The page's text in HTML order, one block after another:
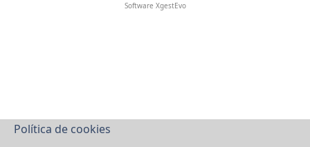
Software XgestEvo
Política de cookies